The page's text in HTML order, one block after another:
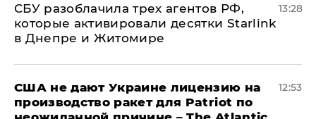
СБУ разоблачила трех агентов РФ,
которые активировали десятки Starlink
в Днепре и Житомире
13:28
США не дают Украине лицензию на
производство ракет для Patriot по
12:53